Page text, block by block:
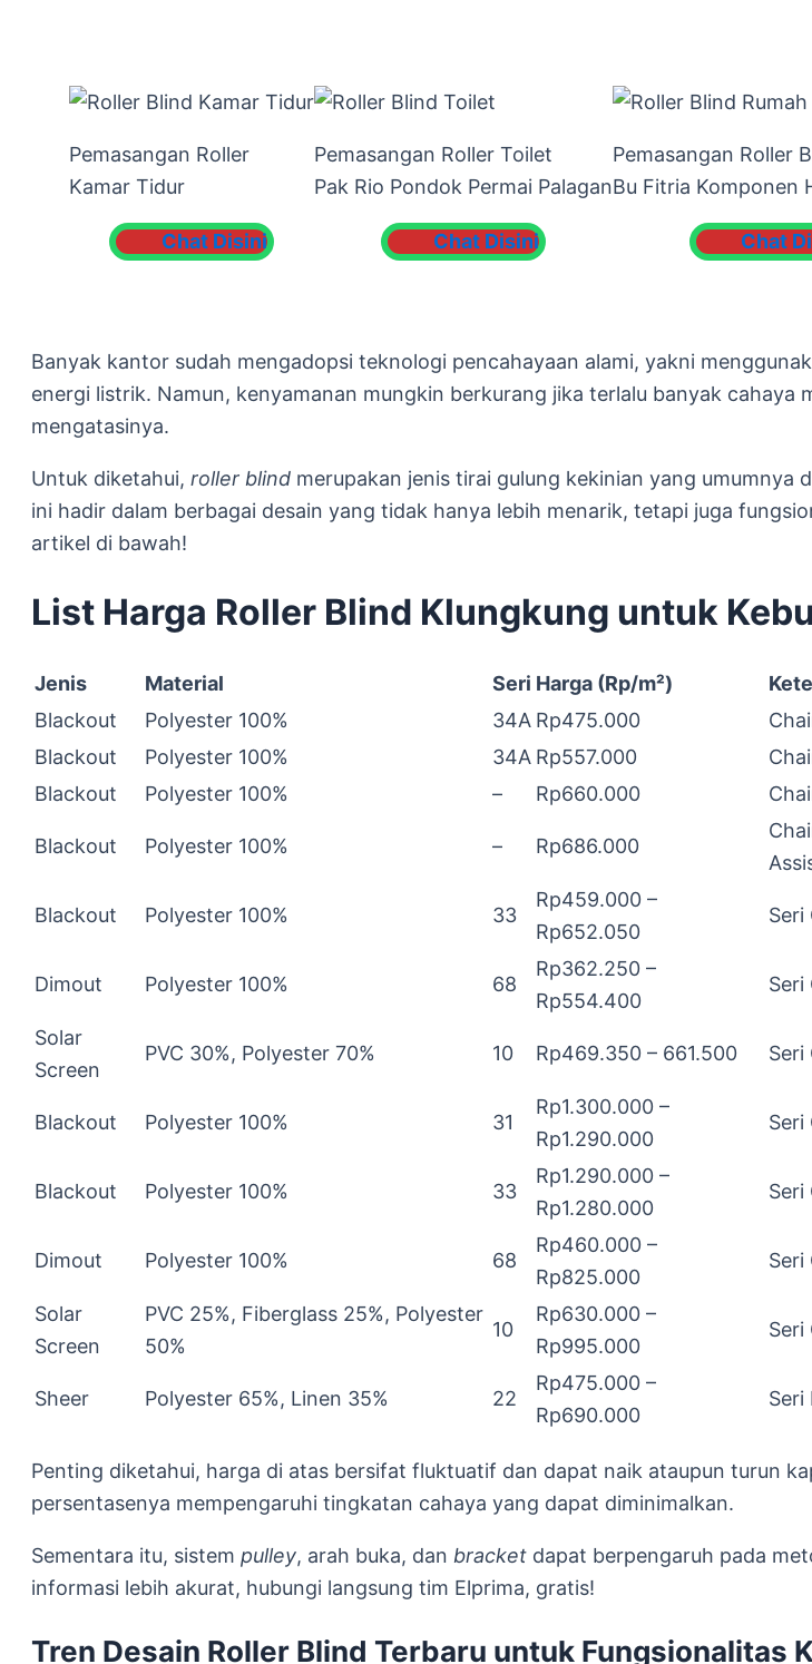
Pemasangan Roller
Kamar Tidur
Chat Disini
Pemasangan Roller Toilet
Pak Rio Pondok Permai Palagan
Chat Disini
Pemasangan Roller
Bu Fitria Komponen
Chat
Banyak kantor sudah mengadopsi teknologi pencahayaan alami, yakni
energi listrik. Namun, kenyamanan mungkin berkurang jika terlalu banyak cahaya
mengatasinya.
Untuk diketahui, roller blind merupakan jenis tirai gulung kekinian yang umumnya
ini hadir dalam berbagai desain yang tidak hanya lebih menarik, tetapi juga
artikel di bawah!
List Harga Roller Blind Klungkung untuk
Jenis Material Seri Harga (Rp/m²)
Blackout
Polyester 100% 34A Rp475.000
Blackout
Polyester 100% 34A Rp557.000
Blackout
Polyester 100% – Rp660.000
Blackout Polyester 100% – Rp686.000
Blackout Polyester 100% 33
Rp459.000 –
Rp652.050
Seri
Dimout Polyester 100% 68
Rp362.250 –
Rp554.400
Seri
Solar
Screen
PVC 30%, Polyester 70% 10 Rp469.350 – 661.500 Seri
Blackout Polyester 100% 31
Rp1.300.000 –
Rp1.290.000
Seri
Blackout Polyester 100% 33
Rp1.290.000 –
Rp1.280.000
Seri
Dimout Polyester 100% 68
Rp460.000 –
Rp825.000
Seri
Solar
Screen
PVC 25%, Fiberglass 25%, Polyester
50%
10
Rp630.000 –
Rp995.000
Seri
Sheer Polyester 65%, Linen 35% 22
Rp475.000 –
Rp690.000
Seri
Penting diketahui, harga di atas bersifat fluktuatif dan dapat naik ataupun turun
persentasenya mempengaruhi tingkatan cahaya yang dapat diminimalkan.
Sementara itu, sistem pulley, arah buka, dan bracket dapat berpengaruh pada
informasi lebih akurat, hubungi langsung tim Elprima, gratis!
Tren Desain Roller Blind Terbaru untuk Fungsionalitas